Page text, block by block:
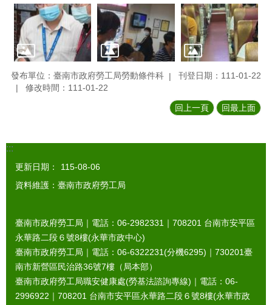
發布單位：臺南市政府勞工局勞動條件科
刊登日期：111-01-22
修改時間：111-01-22
回上一頁 回最上面
:::
更新日期：
115-08-06
資料維護：臺南市政府勞工局
臺南市政府勞工局｜電話：06-2982331｜ 708201 台南市安平區
永華路二段６號8樓(永華市政中心)
臺南市政府勞工局｜電話：06-6322231(分機6295)｜ 730201臺
南市新營區民治路36號7樓（局本部）
臺南市政府勞工局職安健康處(勞基法諮詢專線)｜電話：06-
2996922｜ 708201 台南市安平區永華路二段６號8樓(永華市政